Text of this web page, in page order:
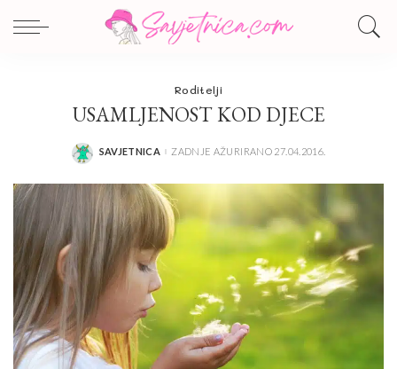
Roditelji
USAMLJENOST KOD DJECE
POSTED
SAVJETNICA ZADNJE AŽURIRANO 27.04.2016.